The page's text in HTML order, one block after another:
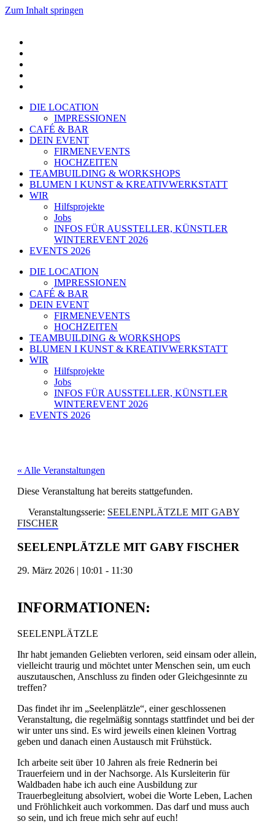
Zum Inhalt springen
DIE LOCATION
IMPRESSIONEN
CAFÉ & BAR
DEIN EVENT
FIRMENEVENTS
HOCHZEITEN
TEAMBUILDING & WORKSHOPS
BLUMEN I KUNST & KREATIVWERKSTATT
WIR
Hilfsprojekte
Jobs
INFOS FÜR AUSSTELLER, KÜNSTLER
WINTEREVENT 2026
EVENTS 2026
DIE LOCATION
IMPRESSIONEN
CAFÉ & BAR
DEIN EVENT
FIRMENEVENTS
HOCHZEITEN
TEAMBUILDING & WORKSHOPS
BLUMEN I KUNST & KREATIVWERKSTATT
WIR
Hilfsprojekte
Jobs
INFOS FÜR AUSSTELLER, KÜNSTLER
WINTEREVENT 2026
EVENTS 2026
« Alle Veranstaltungen
Diese Veranstaltung hat bereits stattgefunden.
Veranstaltungsserie: SEELENPLÄTZLE MIT GABY
FISCHER
SEELENPLÄTZLE MIT GABY FISCHER
29. März 2026 | 10:01 - 11:30
INFORMATIONEN:
SEELENPLÄTZLE
Ihr habt jemanden Geliebten verloren, seid einsam oder allein,
vielleicht traurig und möchtet unter Menschen sein, um euch
auszutauschen, Anschluss zu finden oder Gleichgesinnte zu
treffen?
Das findet ihr im „Seelenplätzle“, einer geschlossenen
Veranstaltung, die regelmäßig sonntags stattfindet und bei der
wir unter uns sind. Es wird jeweils einen kleinen Vortrag
geben und danach einen Austausch mit Frühstück.
Ich arbeite seit über 10 Jahren als freie Rednerin bei
Trauerfeiern und in der Nachsorge. Als Kursleiterin für
Waldbaden habe ich auch eine Ausbildung zur
Trauerbegleitung absolviert, wobei die Worte Leben, Lachen
und Fröhlichkeit auch vorkommen. Das darf und muss auch
so sein, und ich freue mich sehr auf euch!